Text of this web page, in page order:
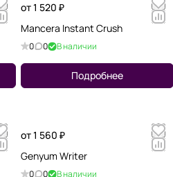
от 1 520 ₽
Mancera Instant Crush
0 0 В наличии
Подробнее
от 1 560 ₽
Genyum Writer
0 0 В наличии